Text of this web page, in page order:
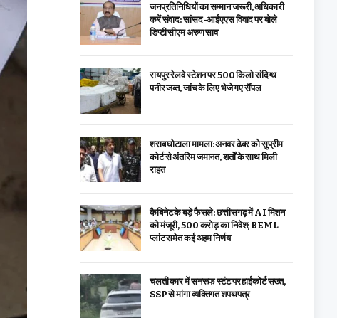
जनप्रतिनिधियों का सम्मान जरूरी, अधिकारी
करें संवाद: सांसद-आईएएस विवाद पर बोले
डिप्टी सीएम अरुण साव
रायपुर रेलवे स्टेशन पर 500 किलो संदिग्ध
पनीर जब्त, जांच के लिए भेजे गए सैंपल
शराब घोटाला मामला: अनवर ढेबर को सुप्रीम
कोर्ट से अंतरिम जमानत, शर्तों के साथ मिली
राहत
कैबिनेट के बड़े फैसले: छत्तीसगढ़ में AI मिशन
को मंजूरी, 500 करोड़ का निवेश; BEML
प्लांट समेत कई अहम निर्णय
चलती कार में सनरूफ स्टंट पर हाईकोर्ट सख्त,
SSP से मांगा व्यक्तिगत शपथपत्र